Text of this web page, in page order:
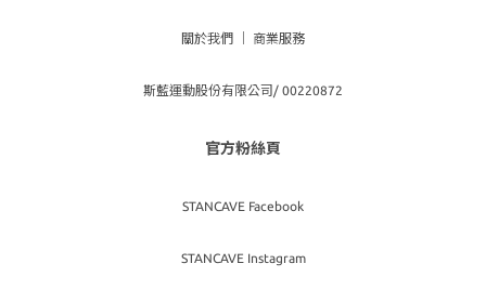
關於我們 商業服務
斯藍運動股份有限公司/ 00220872
官方粉絲頁
STANCAVE Facebook
STANCAVE Instagram